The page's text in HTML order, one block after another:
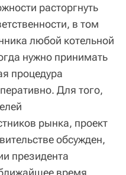
расторгнуть
в том
любой котельной
нужно принимать
процедура
Для того,
рынка, проект
обсужден,
президента
время,